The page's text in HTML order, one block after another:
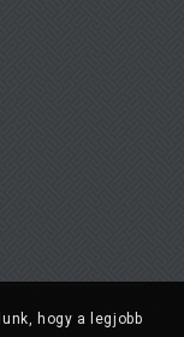
hogy a legjobb